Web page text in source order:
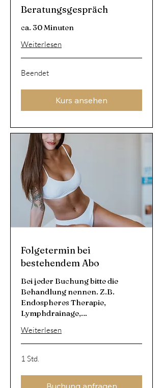
Beratungsgespräch
ca. 30 Minuten
Weiterlesen
Beendet
Kurs ansehen
Folgetermin bei
bestehendem Abo
Bei jeder Buchung bitte die
Behandlung nennen. Z.B.
Endospheres Therapie,
Lymphdrainage,…
Weiterlesen
1 Std.
Buchung anfragen